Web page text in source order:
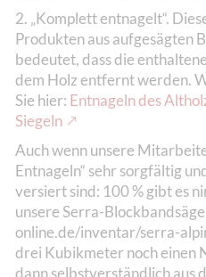
2. „Komplett entnagelt“.
Produkten aus aufgesägten
bedeutet, dass die
dem Holz entfernt werden.
Sie hier: Entnageln des
Siegeln
Auch wenn unsere
Entnageln“ sehr sorgfältig
versiert sind: 100 % gibt es
unsere Serra-
online.de/inventar/serra-
drei Kubikmeter noch einen